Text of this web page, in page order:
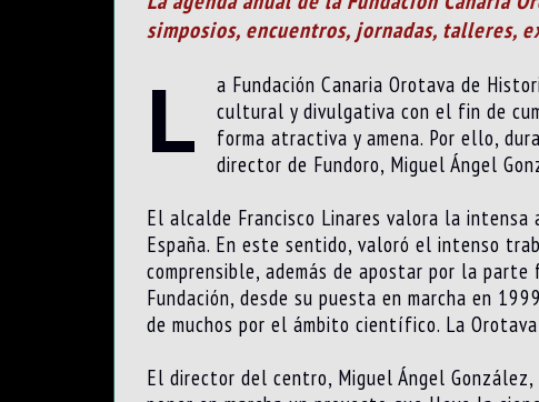
simposios, encuentros, jornadas, talleres,
L
a Fundación Canaria Orotava de
cultural y divulgativa con el fin de
forma atractiva y amena. Por ello,
director de Fundoro, Miguel Ángel
El alcalde Francisco Linares valora la
España. En este sentido, valoró el intenso
comprensible, además de apostar por la
Fundación, desde su puesta en marcha en
de muchos por el ámbito científico. La
El director del centro, Miguel Ángel